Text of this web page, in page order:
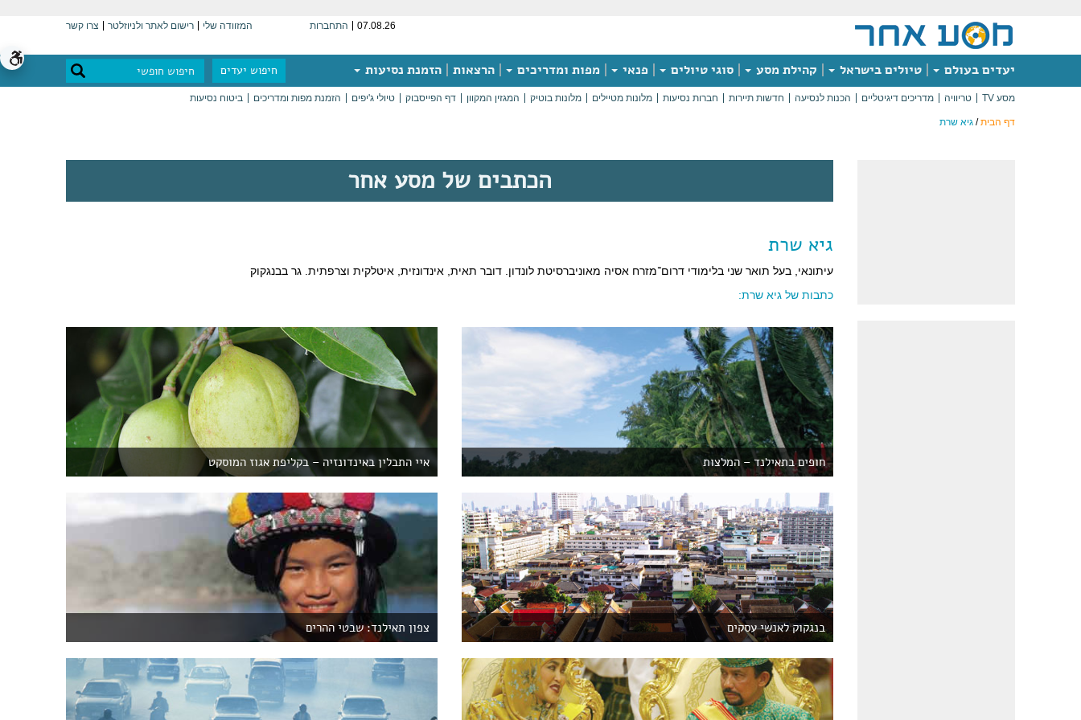
07.08.26 התחברות המזוודה שלי רישום לאתר ולניוזלטר צרו קשר
יעדים בעולם טיולים בישראל קהילת מסע סוגי טיולים פנאי מפות ומדריכים הרצאות הזמנת נסיעות חיפוש יעדים
מסע TV טריוויה מדריכים דיגיטליים הכנות לנסיעה חדשות תיירות חברות נסיעות מלונות מטיילים מלונות בוטיק המגזין המקוון דף הפייסבוק טיולי ג'יפים הזמנת מפות ומדריכים ביטוח נסיעות
דף הבית/ גיא שרת
הכתבים של מסע אחר
גיא שרת
עיתונאי, בעל תואר שני בלימודי דרום־מזרח אסיה מאוניברסיטת לונדון. דובר תאית, אינדונזית, איטלקית וצרפתית. גר בבנגקוק
כתבות של גיא שרת:
חופים בתאילנד – המלצות איי התבלין באינדונזיה – בקליפת אגוז המוסקט
בנגקוק לאנשי עסקים צפון תאילנד: שבטי ההרים